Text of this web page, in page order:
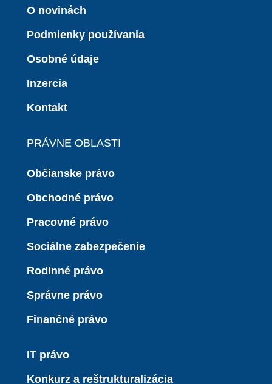
O novinách
Podmienky používania
Osobné údaje
Inzercia
Kontakt
PRÁVNE OBLASTI
Občianske právo
Obchodné právo
Pracovné právo
Sociálne zabezpečenie
Rodinné právo
Správne právo
Finančné právo
IT právo
Konkurz a reštrukturalizácia